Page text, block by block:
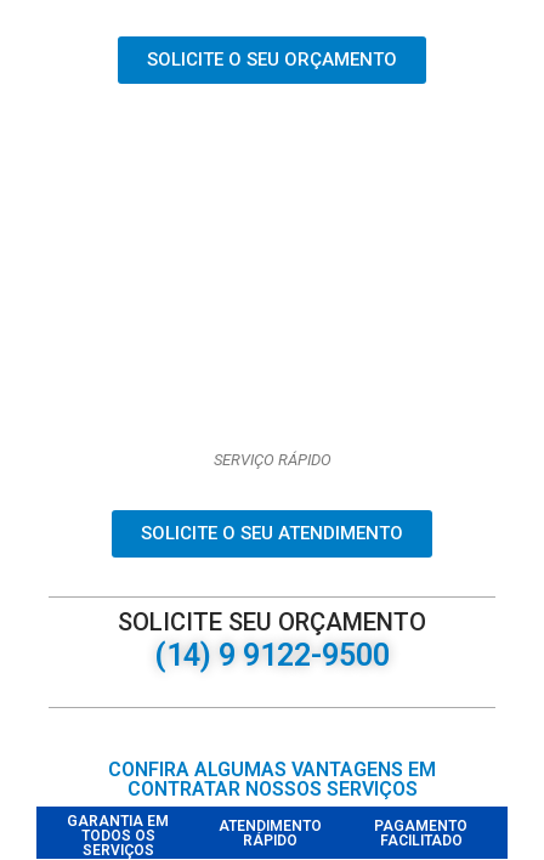
SOLICITE O SEU ORÇAMENTO
SERVIÇO RÁPIDO
SOLICITE O SEU ATENDIMENTO
SOLICITE SEU ORÇAMENTO
(14) 9 9122-9500
CONFIRA ALGUMAS VANTAGENS EM
CONTRATAR NOSSOS SERVIÇOS
GARANTIA EM
TODOS OS
SERVIÇOS
ATENDIMENTO
RÁPIDO
PAGAMENTO
FACILITADO